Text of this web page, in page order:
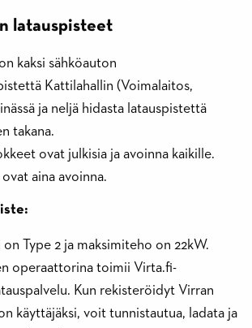
latauspisteet
kaksi sähköauton
Kattilahallin (Voimalaitos,
ja neljä hidasta latauspistettä
takana.
ovat julkisia ja avoinna kaikille.
aina avoinna.
Type 2 ja maksimiteho on 22kW.
operaattorina toimii Virta.fi-
Kun rekisteröidyt Virran
käyttäjäksi, voit tunnistautua, ladata ja